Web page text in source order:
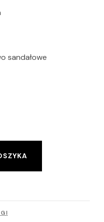
sandałowe